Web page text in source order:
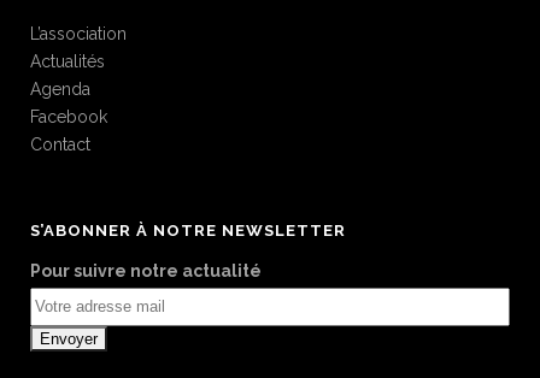
L’association
Actualités
Agenda
Facebook
Contact
S’ABONNER À NOTRE NEWSLETTER
Pour suivre notre actualité